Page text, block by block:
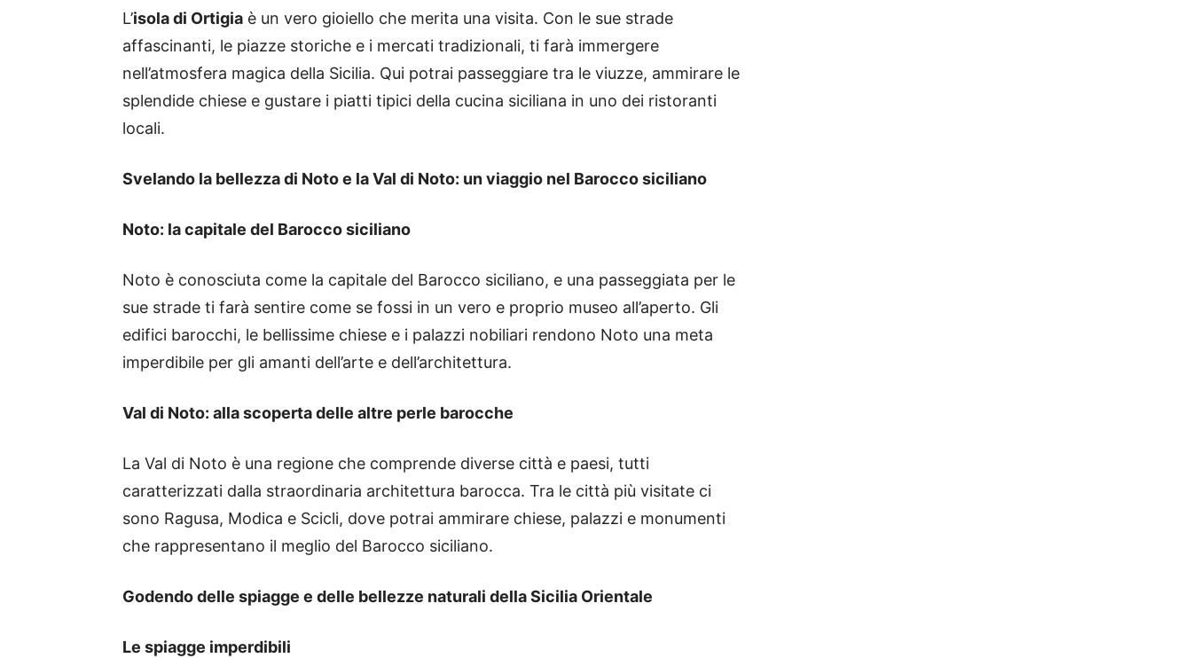
L’isola di Ortigia è un vero gioiello che merita una visita. Con le sue strade
affascinanti, le piazze storiche e i mercati tradizionali, ti farà immergere
nell’atmosfera magica della Sicilia. Qui potrai passeggiare tra le viuzze, ammirare le
splendide chiese e gustare i piatti tipici della cucina siciliana in uno dei ristoranti
locali.
Svelando la bellezza di Noto e la Val di Noto: un viaggio nel Barocco siciliano
Noto: la capitale del Barocco siciliano
Noto è conosciuta come la capitale del Barocco siciliano, e una passeggiata per le
sue strade ti farà sentire come se fossi in un vero e proprio museo all’aperto. Gli
edifici barocchi, le bellissime chiese e i palazzi nobiliari rendono Noto una meta
imperdibile per gli amanti dell’arte e dell’architettura.
Val di Noto: alla scoperta delle altre perle barocche
La Val di Noto è una regione che comprende diverse città e paesi, tutti
caratterizzati dalla straordinaria architettura barocca. Tra le città più visitate ci
sono Ragusa, Modica e Scicli, dove potrai ammirare chiese, palazzi e monumenti
che rappresentano il meglio del Barocco siciliano.
Godendo delle spiagge e delle bellezze naturali della Sicilia Orientale
Le spiagge imperdibili